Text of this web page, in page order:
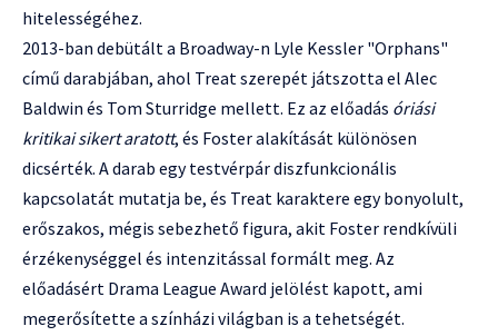
hitelességéhez.
2013-ban debütált a Broadway-n Lyle Kessler "Orphans"
című darabjában, ahol Treat szerepét játszotta el Alec
Baldwin és Tom Sturridge mellett. Ez az előadás óriási
kritikai sikert aratott, és Foster alakítását különösen
dicsérték. A darab egy testvérpár diszfunkcionális
kapcsolatát mutatja be, és Treat karaktere egy bonyolult,
erőszakos, mégis sebezhető figura, akit Foster rendkívüli
érzékenységgel és intenzitással formált meg. Az
előadásért Drama League Award jelölést kapott, ami
megerősítette a színházi világban is a tehetségét.